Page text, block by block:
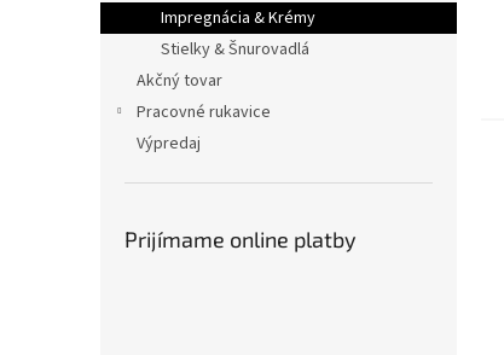
Impregnácia & Krémy
Stielky & Šnurovadlá
Akčný tovar
Pracovné rukavice
Výpredaj
Prijímame online platby